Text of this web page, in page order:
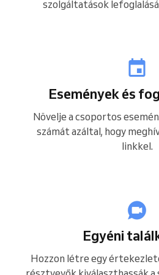
szolgáltatások
Események és
Növelje a csoportos
számát azáltal, hogy
linkkel.
Egyéni
Hozzon létre egy